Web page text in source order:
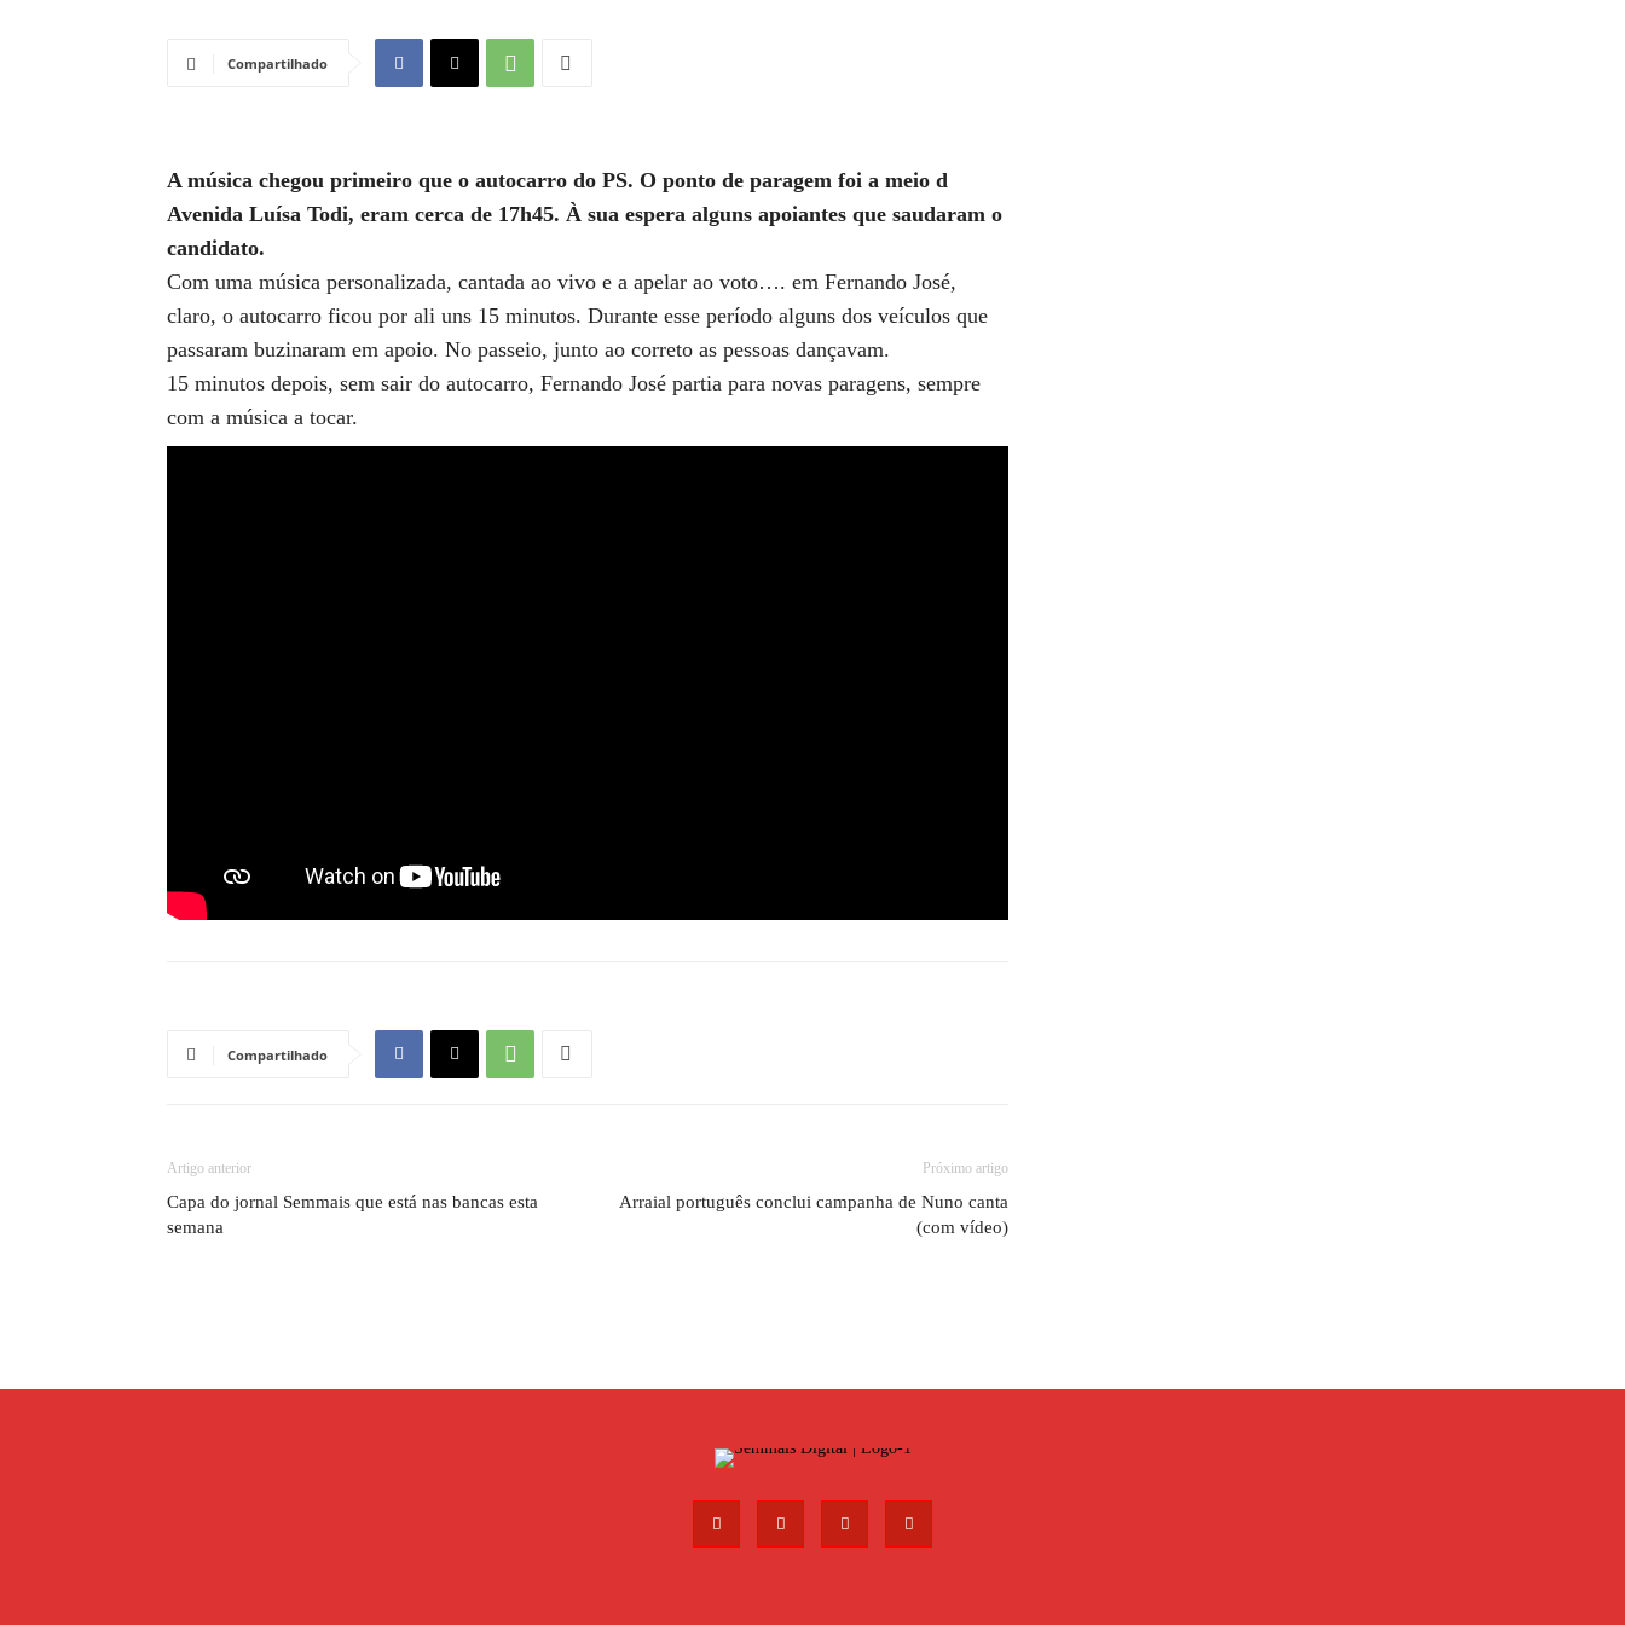
Compartilhado
A música chegou primeiro que o autocarro do PS. O ponto de paragem foi a meio d
Avenida Luísa Todi, eram cerca de 17h45. À sua espera alguns apoiantes que saudaram o
candidato.
Com uma música personalizada, cantada ao vivo e a apelar ao voto…. em Fernando José,
claro, o autocarro ficou por ali uns 15 minutos. Durante esse período alguns dos veículos que
passaram buzinaram em apoio. No passeio, junto ao correto as pessoas dançavam.
15 minutos depois, sem sair do autocarro, Fernando José partia para novas paragens, sempre
com a música a tocar.
Compartilhado
Artigo anterior
Capa do jornal Semmais que está nas bancas esta
semana
Próximo artigo
Arraial português conclui campanha de Nuno canta
(com vídeo)